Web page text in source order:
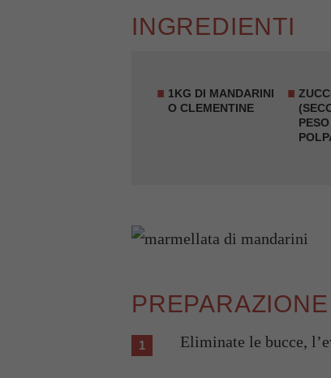
INGREDIENTI
1KG DI MANDARINI
O CLEMENTINE
PREPARAZIONE
Eliminate le bucce,